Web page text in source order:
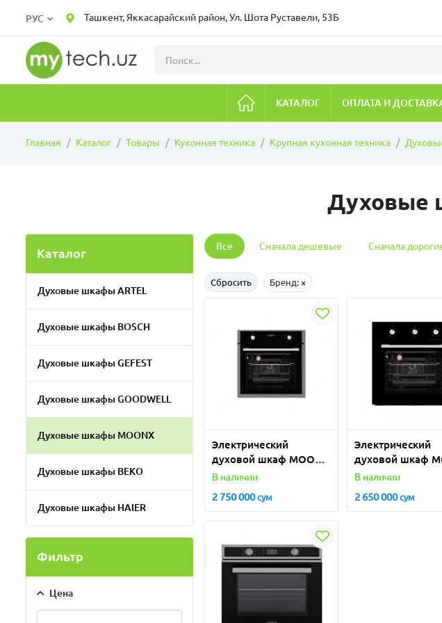
РУС Ташкент, Яккасарайский район, Ул. Шота Руставели, 53Б
КАТАЛОГ ОПЛАТА И
Главная Каталог Товары Кухонная техника Крупная кухонная техника
Духовые
Каталог
Духовые шкафы ARTEL
Духовые шкафы BOSCH
Духовые шкафы GEFEST
Духовые шкафы GOODWELL
Духовые шкафы MOONX
Духовые шкафы BEKO
Духовые шкафы HAIER
Фильтр
Цена
Все Сначала дешевые Сначала
Сбросить Бренд: ×
Электрический
духовой шкаф MOONX
QO660S
В наличии
2 750 000сум
Электрический
духовой шкаф
QO670B
В наличии
2 650 000сум